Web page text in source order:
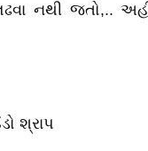
નથી જતો,..
શ્રાપ